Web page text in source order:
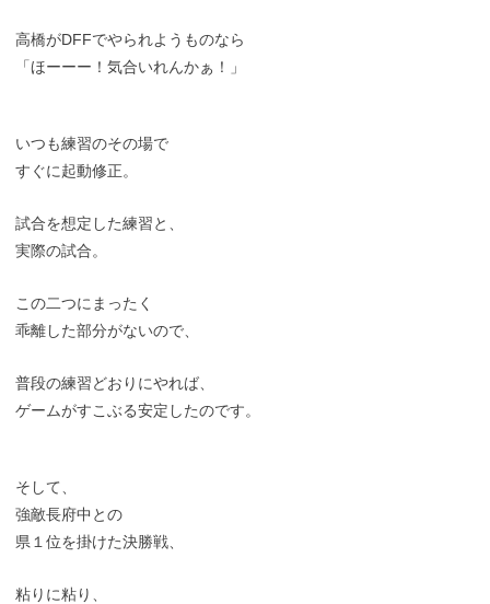
高橋がDFFでやられようものなら
「ほーーー！気合いれんかぁ！」
いつも練習のその場で
すぐに起動修正。
試合を想定した練習と、
実際の試合。
この二つにまったく
乖離した部分がないので、
普段の練習どおりにやれば、
ゲームがすこぶる安定したのです。
そして、
強敵長府中との
県１位を掛けた決勝戦、
粘りに粘り、